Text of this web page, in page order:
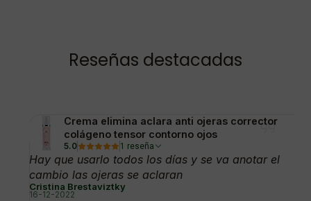
Reseñas destacadas
Crema elimina aclara anti ojeras corrector
colágeno tensor contorno ojos
5.0 1 reseña
Hay que usarlo todos los días y se va anotar el
cambio las ojeras se aclaran
Cristina Brestaviztky
16-12-2022